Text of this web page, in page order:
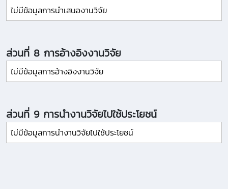
ไม่มีข้อมูลการนำเสนองานวิจัย
ส่วนที่ 8 การอ้างอิงงานวิจัย
ไม่มีข้อมูลการอ้างอิงงานวิจัย
ส่วนที่ 9 การนำงานวิจัยไปใช้ประโยชน์
ไม่มีข้อมูลการนำงานวิจัยไปใช้ประโยชน์